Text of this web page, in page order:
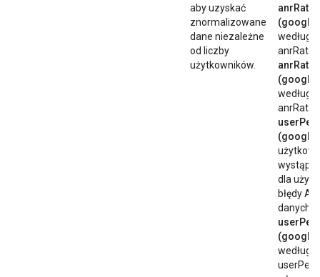
aby uzyskać
znormalizowane
dane niezależne
od liczby
użytkowników.
według
anrRate
według
anrRate
wystąpił
dla
błędy
danych
według